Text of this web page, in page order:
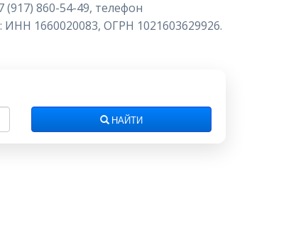
860-54-49, телефон
ИНН 1660020083, ОГРН 1021603629926.
НАЙТИ